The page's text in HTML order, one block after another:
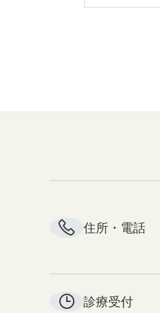
住所・電話
診療受付